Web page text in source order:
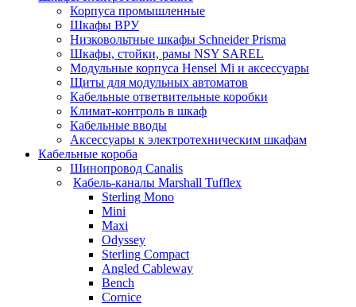
Корпуса промышленные
Шкафы ВРУ
Низковольтные шкафы Schneider Prisma
Шкафы, стойки, рамы NSY SAREL
Модульные корпуса Hensel Mi и аксессуары
Щиты для модульных автоматов
Кабельные ответвительные коробки
Климат-контроль в шкаф
Кабельные вводы
Аксессуары к электротехническим шкафам
Кабельные короба
Шинопровод Canalis
Кабель-каналы Marshall Tufflex
Sterling Mono
Mini
Maxi
Odyssey
Sterling Compact
Angled Cableway
Bench
Cornice